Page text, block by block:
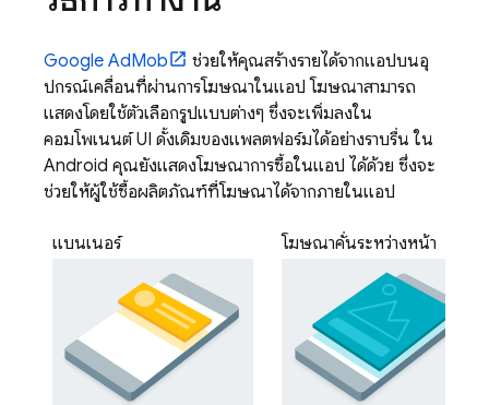
Google AdMob
ช่วยให้คุณสร้างรายได้จากแอปบนอุ
ปกรณ์เคลื่อนที่ผ่านการโฆษณาในแอป โฆษณาสามารถ
แสดงโดยใช้ตัวเลือกรูปแบบต่างๆ ซึ่งจะเพิ่มลงใน
คอมโพเนนต์ UI ดั้งเดิมของแพลตฟอร์มได้อย่างราบรื่น ใน
Android คุณยังแสดงโฆษณาการซื้อในแอป ได้ด้วย ซึ่งจะ
ช่วยให้ผู้ใช้ซื้อผลิตภัณฑ์ที่โฆษณาได้จากภายในแอป
แบนเนอร์ โฆษณาคั่นระหว่างหน้า